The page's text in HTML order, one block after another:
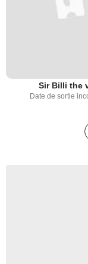
Sir Billi the
Date de sortie